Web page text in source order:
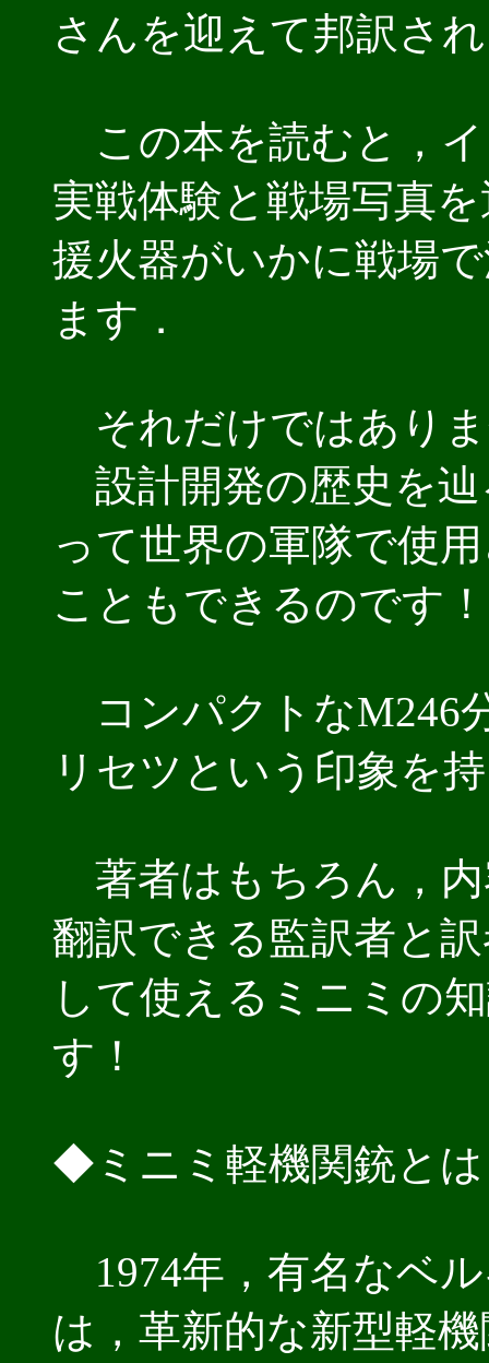
さんを迎えて邦訳さ
この本を読むと，
実戦体験と戦場写真
援火器がいかに戦場
ます．
それだけではあり
設計開発の歴史を辿
って世界の軍隊で使
こともできるのです！
コンパクトなM246
リセツという印象を
著者はもちろん，
翻訳できる監訳者と
して使えるミニミの
す！
◆ミニミ軽機関銃と
1974年，有名なベ
は，革新的な新型軽